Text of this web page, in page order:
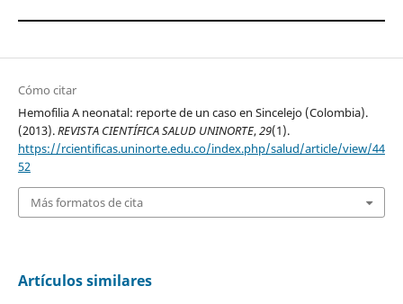
Cómo citar
Hemofilia A neonatal: reporte de un caso en Sincelejo (Colombia).
(2013).REVISTA CIENTÍFICA SALUD UNINORTE,29(1).
https://rcientificas.uninorte.edu.co/index.php/salud/article/view/44
52
Más formatos de cita
Artículos similares